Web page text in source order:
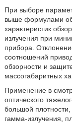
При выборе
выше формулами
характеристик
излучения при
прибора.
соотношений
обзорности и
массогабаритных
Применение в
оптического
большой
гамма-излучения,